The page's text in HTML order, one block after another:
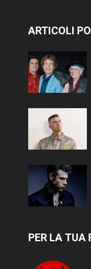
ARTICOLI
PER LA TUA